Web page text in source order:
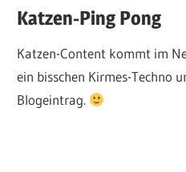
Katzen-Ping Pong
Katzen-Content kommt im
ein bisschen Kirmes-Techno
Blogeintrag.